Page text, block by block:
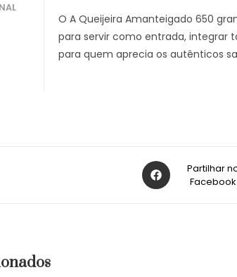
O A Queijeira Amanteigado 650
para servir como entrada, integrar
para quem aprecia os autênticos
Partilhar
Facebook